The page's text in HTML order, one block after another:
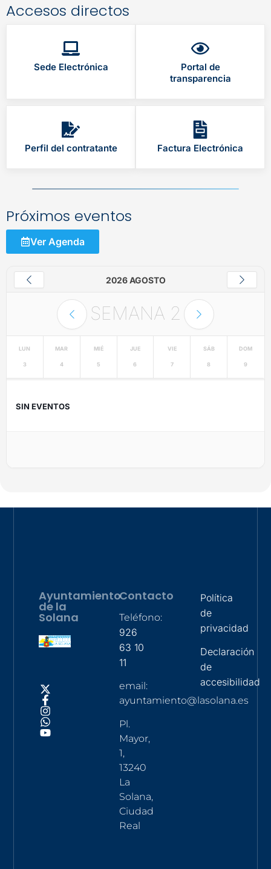
Accesos directos
Sede Electrónica
Portal de
transparencia
Perfil del contratante Factura Electrónica
Próximos eventos
Ver Agenda
2026 AGOSTO
SEMANA 2
LUN
3
MAR
4
MIÉ
5
JUE
6
VIE
7
SÁB
8
DOM
9
SIN EVENTOS
Ayuntamiento
de la
Solana
Contacto
Teléfono:
926
63 10
11
email:
ayuntamiento@lasolana.es
Pl.
Mayor,
1,
13240
La
Solana,
Ciudad
Real
Política
de
privacidad
Declaración
de
accesibilidad